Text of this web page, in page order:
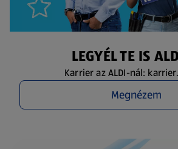
LEGYÉL TE IS
Karrier az ALDI-nál:
Megnézem